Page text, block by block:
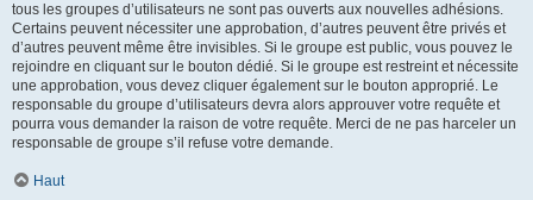
tous les groupes d’utilisateurs ne sont pas ouverts aux nouvelles adhésions.
Certains peuvent nécessiter une approbation, d’autres peuvent être privés et
d’autres peuvent même être invisibles. Si le groupe est public, vous pouvez le
rejoindre en cliquant sur le bouton dédié. Si le groupe est restreint et nécessite
une approbation, vous devez cliquer également sur le bouton approprié. Le
responsable du groupe d’utilisateurs devra alors approuver votre requête et
pourra vous demander la raison de votre requête. Merci de ne pas harceler un
responsable de groupe s’il refuse votre demande.
Haut